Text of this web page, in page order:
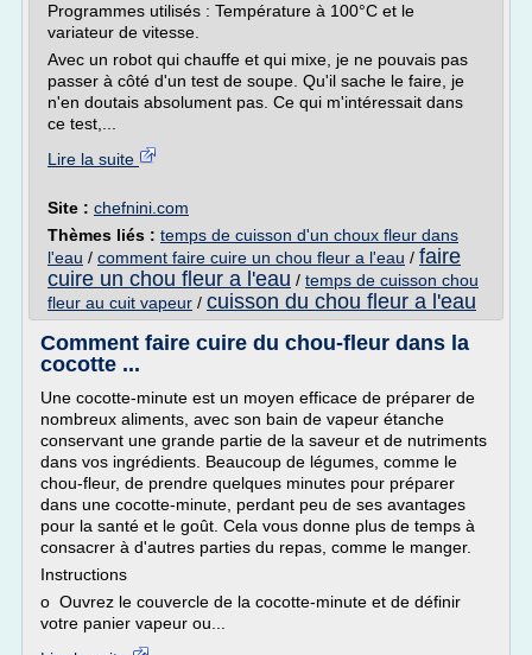
Programmes utilisés : Température à 100°C et le
variateur de vitesse.
Avec un robot qui chauffe et qui mixe, je ne pouvais pas
passer à côté d'un test de soupe. Qu'il sache le faire, je
n'en doutais absolument pas. Ce qui m'intéressait dans
ce test,...
Lire la suite
Site : chefnini.com
Thèmes liés : temps de cuisson d'un choux fleur dans
l'eau / comment faire cuire un chou fleur a l'eau / faire
cuire un chou fleur a l'eau / temps de cuisson chou
fleur au cuit vapeur / cuisson du chou fleur a l'eau
Comment faire cuire du chou-fleur dans la
cocotte ...
Une cocotte-minute est un moyen efficace de préparer de
nombreux aliments, avec son bain de vapeur étanche
conservant une grande partie de la saveur et de nutriments
dans vos ingrédients. Beaucoup de légumes, comme le
chou-fleur, de prendre quelques minutes pour préparer
dans une cocotte-minute, perdant peu de ses avantages
pour la santé et le goût. Cela vous donne plus de temps à
consacrer à d'autres parties du repas, comme le manger.
Instructions
o Ouvrez le couvercle de la cocotte-minute et de définir
votre panier vapeur ou...